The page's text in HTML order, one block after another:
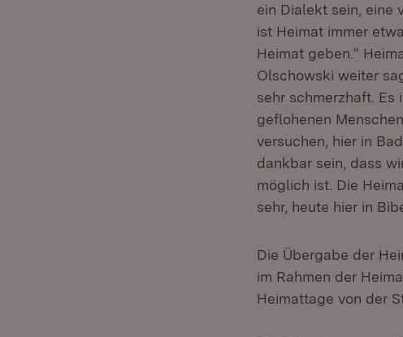
ein Dialekt sein, eine
ist Heimat immer
Heimat geben.“
Olschowski weiter
sehr schmerzhaft.
geflohenen
versuchen, hier in
dankbar sein, dass
möglich ist. Die
sehr, heute hier in
Die Übergabe der
im Rahmen der
Heimattage von der